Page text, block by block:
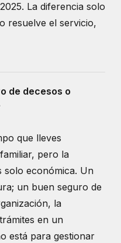
La diferencia solo
resuelve el servicio,
de decesos o
que lleves
pero la
económica. Un
un buen seguro de
la
en un
está para gestionar